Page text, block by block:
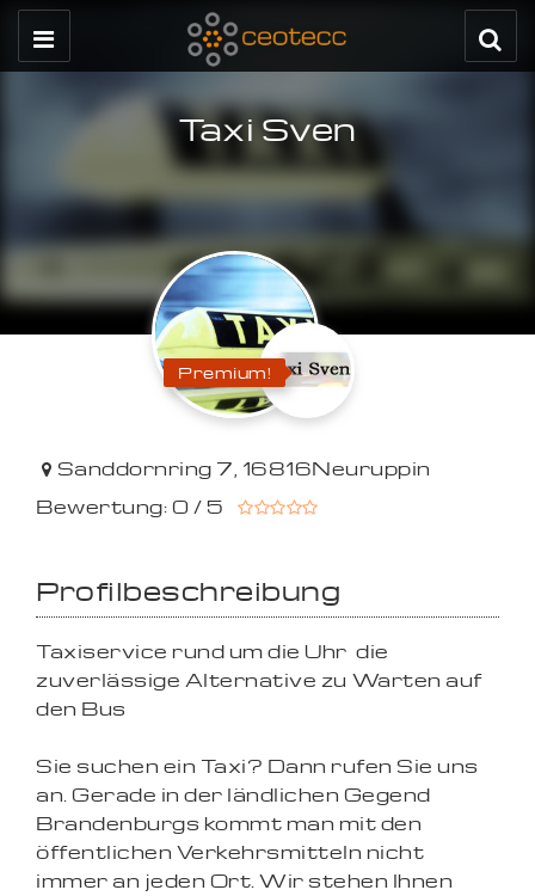
Taxi Sven
Premium!
Sanddornring 7, 16816Neuruppin
Bewertung: 0 / 5
Profilbeschreibung
Taxiservice rund um die Uhr  die
zuverlässige Alternative zu Warten auf
den Bus
Sie suchen ein Taxi? Dann rufen Sie uns
an. Gerade in der ländlichen Gegend
Brandenburgs kommt man mit den
öffentlichen Verkehrsmitteln nicht
immer an jeden Ort. Wir stehen Ihnen